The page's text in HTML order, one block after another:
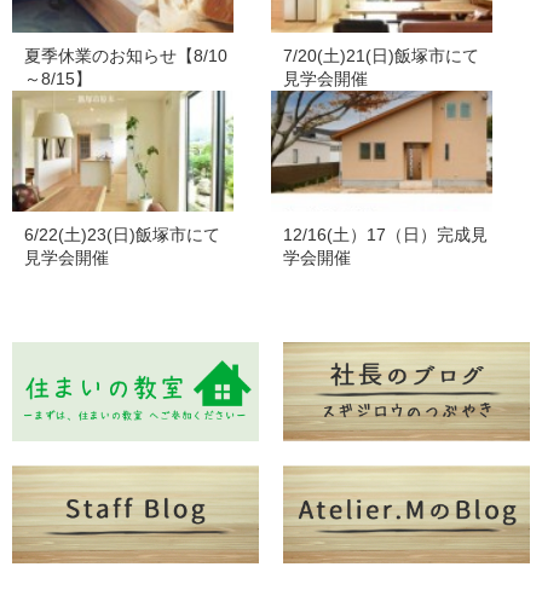
夏季休業のお知らせ【8/10
～8/15】
7/20(土)21(日)飯塚市にて
見学会開催
6/22(土)23(日)飯塚市にて
見学会開催
12/16(土）17（日）完成見
学会開催